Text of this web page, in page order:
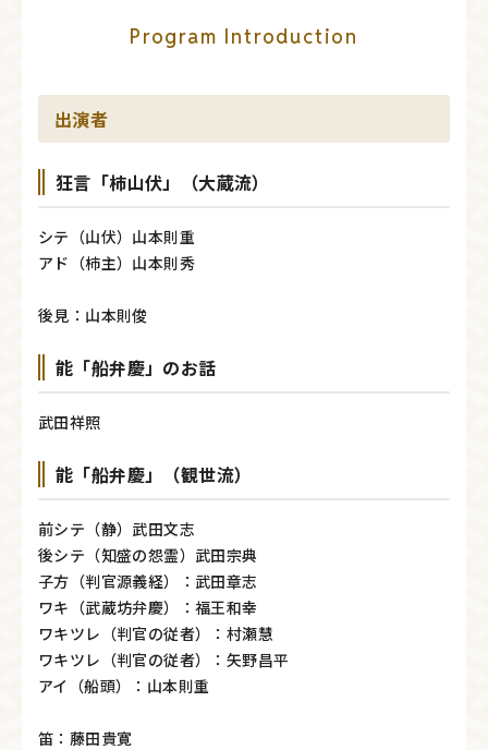
Program Introduction
出演者
狂言「柿山伏」（大蔵流）
シテ（山伏）山本則重
アド（柿主）山本則秀
後見：山本則俊
能「船弁慶」のお話
武田祥照
能「船弁慶」（観世流）
前シテ（静）武田文志
後シテ（知盛の怨霊）武田宗典
子方（判官源義経）：武田章志
ワキ（武蔵坊弁慶）：福王和幸
ワキツレ（判官の従者）：村瀬慧
ワキツレ（判官の従者）：矢野昌平
アイ（船頭）：山本則重
笛：藤田貴寛